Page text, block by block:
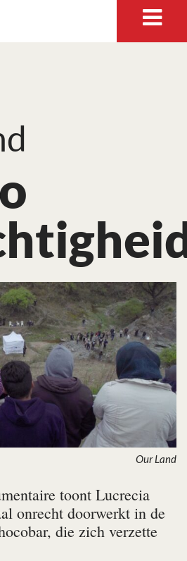
Our Land
toont Lucrecia
onrecht doorwerkt in de
die zich verzette